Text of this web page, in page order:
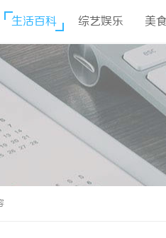
生活百科 综艺娱乐 美